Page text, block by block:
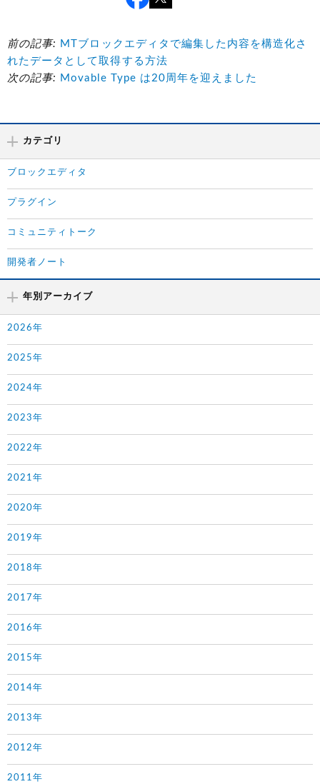
前の記事: MTブロックエディタで編集した内容を構造化さ
れたデータとして取得する方法
次の記事: Movable Type は20周年を迎えました
カテゴリ
ブロックエディタ
プラグイン
コミュニティトーク
開発者ノート
年別アーカイブ
2026年
2025年
2024年
2023年
2022年
2021年
2020年
2019年
2018年
2017年
2016年
2015年
2014年
2013年
2012年
2011年